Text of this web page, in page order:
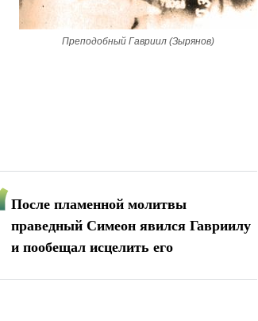
Преподобный Гавриил (Зырянов)
После пламенной молитвы
праведный Симеон явился Гавриилу
и пообещал исцелить его